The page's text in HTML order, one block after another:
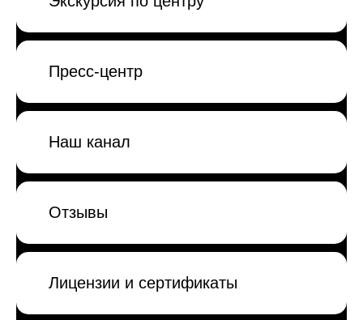
Пресс-центр
Наш канал
Отзывы
Лицензии и сертификаты